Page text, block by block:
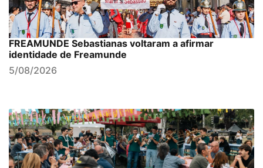
FREAMUNDE Sebastianas voltaram a afirmar
identidade de Freamunde
5/08/2026